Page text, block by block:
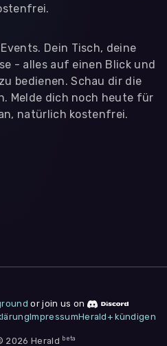
Dein Tisch, deine
- alles auf einen Blick und
bedienen. Schau dir die
Melde dich noch heute für
natürlich kostenfrei.
"
or join us on
ImpressumHerald+ kündigen
2026 Herald beta